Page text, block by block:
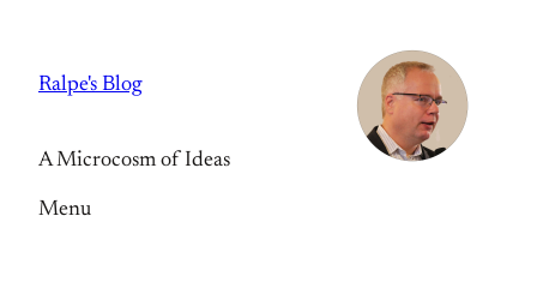
content
Ralpe's Blog
A Microcosm of Ideas
Menu